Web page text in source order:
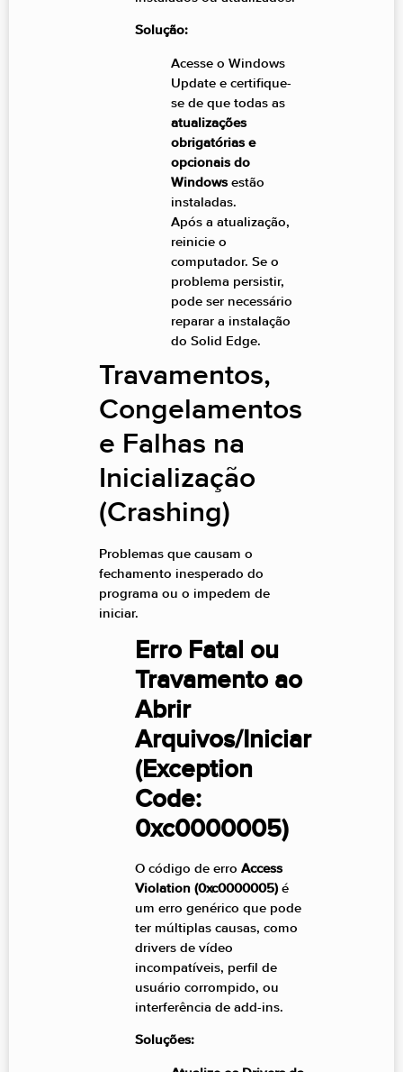
Solução:
Acesse o Windows
Update e certifique-
se de que todas as
atualizações
obrigatórias e
opcionais do
Windows estão
instaladas.
Após a atualização,
reinicie o
computador. Se o
problema persistir,
pode ser necessário
reparar a instalação
do Solid Edge.
Travamentos,
Congelamentos
e Falhas na
Inicialização
(Crashing)
Problemas que causam o
fechamento inesperado do
programa ou o impedem de
iniciar.
Erro Fatal ou
Travamento ao
Abrir
Arquivos/Iniciar
(Exception
Code:
0xc0000005)
O código de erro Access
Violation (0xc0000005)é
um erro genérico que pode
ter múltiplas causas, como
drivers de vídeo
incompatíveis, perfil de
usuário corrompido, ou
interferência de add-ins.
Soluções: